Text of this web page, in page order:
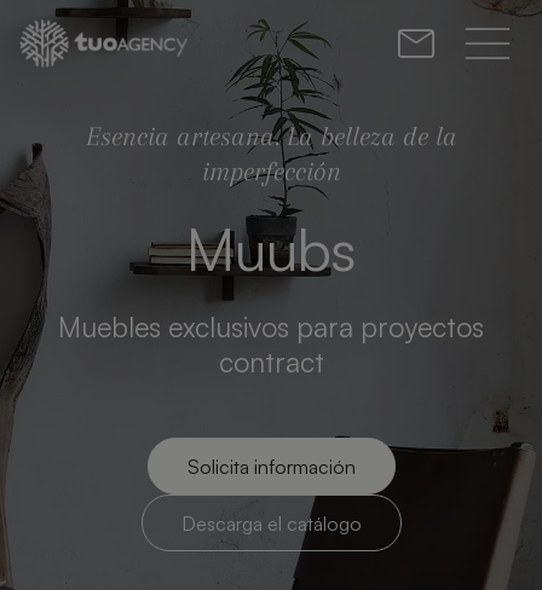
Esencia artesana. La belleza de la
imperfección
Muubs
Muebles exclusivos para proyectos
contract
Solicita información
Descarga el catálogo